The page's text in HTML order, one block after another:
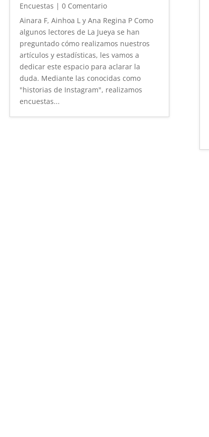
Encuestas | 0 Comentario
Ainara F, Ainhoa L y Ana Regina P Como
algunos lectores de La Jueya se han
preguntado cómo realizamos nuestros
artículos y estadísticas, les vamos a
dedicar este espacio para aclarar la
duda. Mediante las conocidas como
"historias de Instagram", realizamos
encuestas...